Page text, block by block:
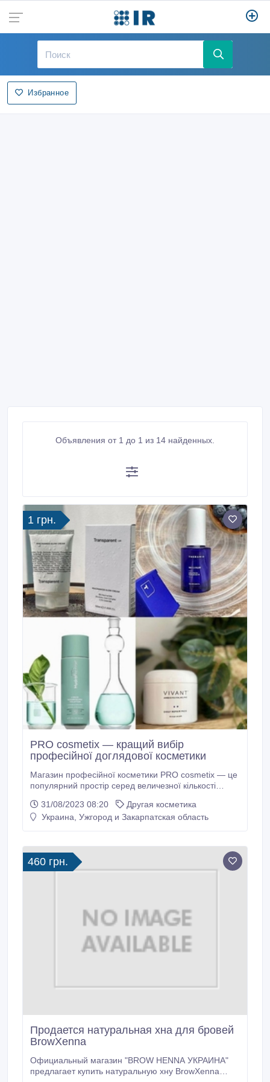
Избранное
Объявления от 1 до 1 из 14 найденных.
1 грн.
PRO cosmetix — кращий вибір
професійної доглядової косметики
Магазин професійної косметики PRO cosmetix — це
популярний простір серед величезної кількості
дівчат, і звісно ж ті, які так часто рекомендують
знаменитості та відомі інфлюенсери. PRO cosmetix
актуальними новинками.
31/08/2023 08:20
Другая косметика
Украина, Ужгород и Закарпатская область
460 грн.
Продается натуральная хна для бровей
BrowXenna
Официальный магазин "BROW HENNA УКРАИНА"
предлагает купить натуральную хну BrowXenna